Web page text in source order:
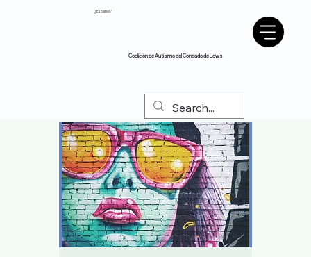
Coalición de Autismo del Condado de Lewis
¿Español?